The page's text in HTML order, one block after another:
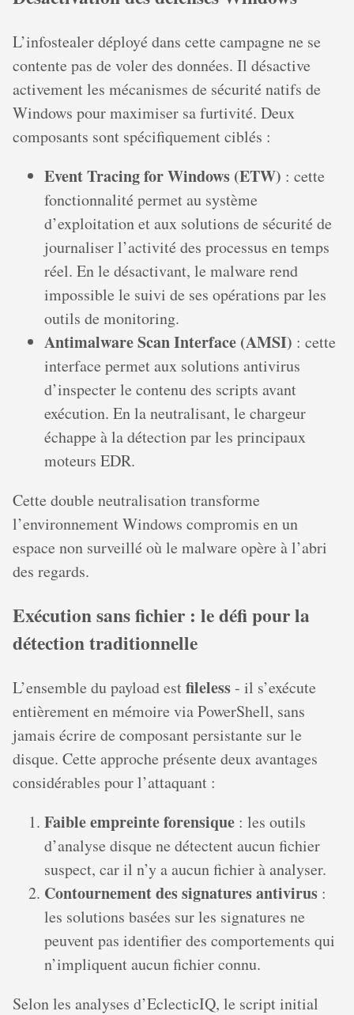
L’infostealer déployé dans cette campagne ne se
contente pas de voler des données. Il désactive
activement les mécanismes de sécurité natifs de
Windows pour maximiser sa furtivité. Deux
composants sont spécifiquement ciblés :
Event Tracing for Windows (ETW) : cette
fonctionnalité permet au système
d’exploitation et aux solutions de sécurité de
journaliser l’activité des processus en temps
réel. En le désactivant, le malware rend
impossible le suivi de ses opérations par les
outils de monitoring.
Antimalware Scan Interface (AMSI) : cette
interface permet aux solutions antivirus
d’inspecter le contenu des scripts avant
exécution. En la neutralisant, le chargeur
échappe à la détection par les principaux
moteurs EDR.
Cette double neutralisation transforme
l’environnement Windows compromis en un
espace non surveillé où le malware opère à l’abri
des regards.
Exécution sans fichier : le défi pour la
détection traditionnelle
L’ensemble du payload estfileless- il s’exécute
entièrement en mémoire via PowerShell, sans
jamais écrire de composant persistante sur le
disque. Cette approche présente deux avantages
considérables pour l’attaquant :
Faible empreinte forensique : les outils
d’analyse disque ne détectent aucun fichier
suspect, car il n’y a aucun fichier à analyser.
Contournement des signatures antivirus :
les solutions basées sur les signatures ne
peuvent pas identifier des comportements qui
n’impliquent aucun fichier connu.
Selon les analyses d’EclecticIQ, le script initial